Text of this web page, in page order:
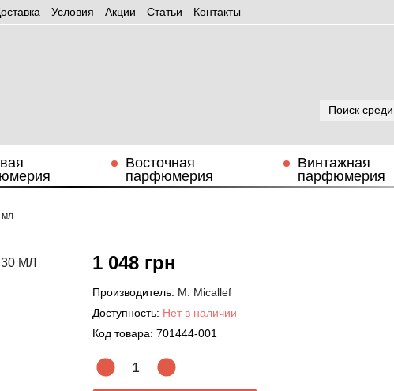
Условия Aкции Статьи Контакты
Восточная
парфюмерия
Винтажная
парфюмерия
мл
МЛ 1 048 грн
Производитель: M. Micallef
Доступность: Нет в наличии
Код товара: 701444-001